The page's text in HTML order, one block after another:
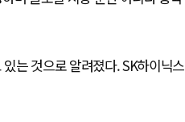
는 것으로 알려졌다. SK하이닉스